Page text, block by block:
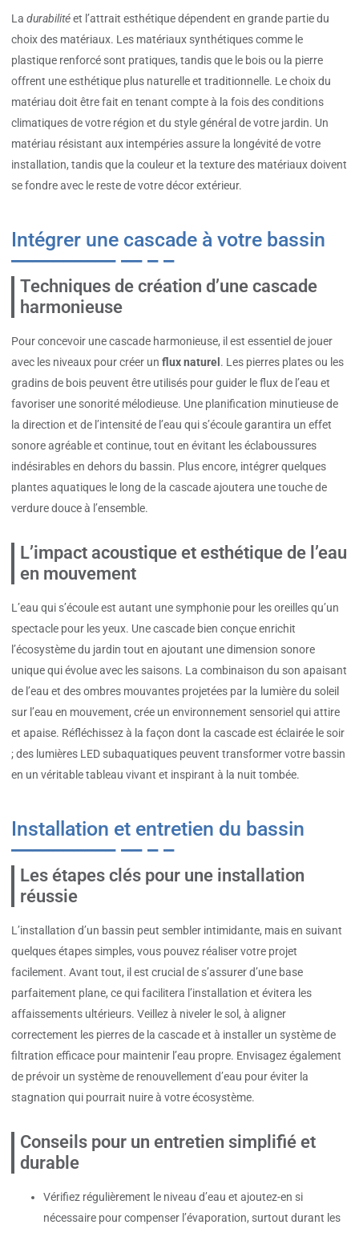
La durabilitéet l’attrait esthétique dépendent en grande partie du
choix des matériaux. Les matériaux synthétiques comme le
plastique renforcé sont pratiques, tandis que le bois ou la pierre
offrent une esthétique plus naturelle et traditionnelle. Le choix du
matériau doit être fait en tenant compte à la fois des conditions
climatiques de votre région et du style général de votre jardin. Un
matériau résistant aux intempéries assure la longévité de votre
installation, tandis que la couleur et la texture des matériaux doivent
se fondre avec le reste de votre décor extérieur.
Intégrer une cascade à votre bassin
Techniques de création d’une cascade
harmonieuse
Pour concevoir une cascade harmonieuse, il est essentiel de jouer
avec les niveaux pour créer un flux naturel . Les pierres plates ou les
gradins de bois peuvent être utilisés pour guider le flux de l’eau et
favoriser une sonorité mélodieuse. Une planification minutieuse de
la direction et de l’intensité de l’eau qui s’écoule garantira un effet
sonore agréable et continue, tout en évitant les éclaboussures
indésirables en dehors du bassin. Plus encore, intégrer quelques
plantes aquatiques le long de la cascade ajoutera une touche de
verdure douce à l’ensemble.
L’impact acoustique et esthétique de l’eau
en mouvement
L’eau qui s’écoule est autant une symphonie pour les oreilles qu’un
spectacle pour les yeux. Une cascade bien conçue enrichit
l’écosystème du jardin tout en ajoutant une dimension sonore
unique qui évolue avec les saisons. La combinaison du son apaisant
de l’eau et des ombres mouvantes projetées par la lumière du soleil
sur l’eau en mouvement, crée un environnement sensoriel qui attire
et apaise. Réfléchissez à la façon dont la cascade est éclairée le soir
; des lumières LED subaquatiques peuvent transformer votre bassin
en un véritable tableau vivant et inspirant à la nuit tombée.
Installation et entretien du bassin
Les étapes clés pour une installation
réussie
L’installation d’un bassin peut sembler intimidante, mais en suivant
quelques étapes simples, vous pouvez réaliser votre projet
facilement. Avant tout, il est crucial de s’assurer d’une base
parfaitement plane, ce qui facilitera l’installation et évitera les
affaissements ultérieurs. Veillez à niveler le sol, à aligner
correctement les pierres de la cascade et à installer un système de
filtration efficace pour maintenir l’eau propre. Envisagez également
de prévoir un système de renouvellement d’eau pour éviter la
stagnation qui pourrait nuire à votre écosystème.
Conseils pour un entretien simplifié et
durable
Vérifiez régulièrement le niveau d’eau et ajoutez-en si
nécessaire pour compenser l’évaporation, surtout durant les